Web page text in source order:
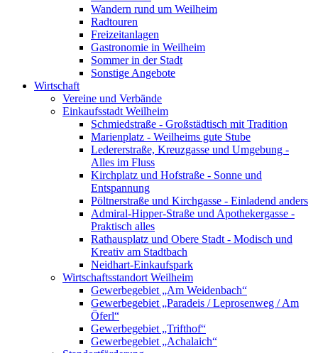
Wandern rund um Weilheim
Radtouren
Freizeitanlagen
Gastronomie in Weilheim
Sommer in der Stadt
Sonstige Angebote
Wirtschaft
Vereine und Verbände
Einkaufsstadt Weilheim
Schmiedstraße - Großstädtisch mit Tradition
Marienplatz - Weilheims gute Stube
Ledererstraße, Kreuzgasse und Umgebung -
Alles im Fluss
Kirchplatz und Hofstraße - Sonne und
Entspannung
Pöltnerstraße und Kirchgasse - Einladend anders
Admiral-Hipper-Straße und Apothekergasse -
Praktisch alles
Rathausplatz und Obere Stadt - Modisch und
Kreativ am Stadtbach
Neidhart-Einkaufspark
Wirtschaftsstandort Weilheim
Gewerbegebiet „Am Weidenbach“
Gewerbegebiet „Paradeis / Leprosenweg / Am
Öferl“
Gewerbegebiet „Trifthof“
Gewerbegebiet „Achalaich“